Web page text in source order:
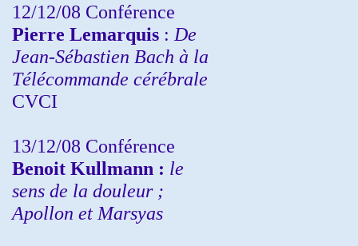
12/12/08 Conférence
Pierre Lemarquis : De
Jean-Sébastien Bach à la
Télécommande cérébrale
CVCI
13/12/08 Conférence
Benoit Kullmann : le
sens de la douleur ;
Apollon et Marsyas